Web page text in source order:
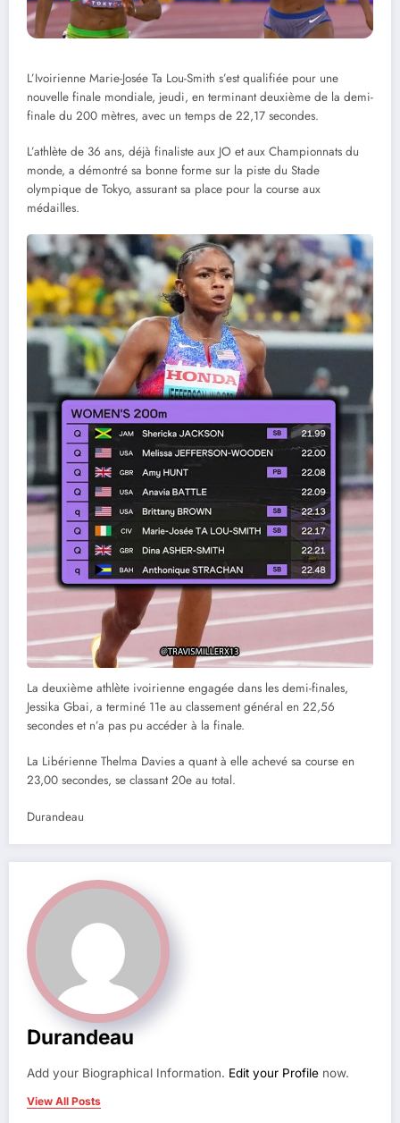
L’Ivoirienne Marie-Josée Ta Lou-Smith s’est qualifiée pour une
nouvelle finale mondiale, jeudi, en terminant deuxième de la demi-
finale du 200 mètres, avec un temps de 22,17 secondes.
L’athlète de 36 ans, déjà finaliste aux JO et aux Championnats du
monde, a démontré sa bonne forme sur la piste du Stade
olympique de Tokyo, assurant sa place pour la course aux
médailles.
La deuxième athlète ivoirienne engagée dans les demi-finales,
Jessika Gbai, a terminé 11e au classement général en 22,56
secondes et n’a pas pu accéder à la finale.
La Libérienne Thelma Davies a quant à elle achevé sa course en
23,00 secondes, se classant 20e au total.
Durandeau
Durandeau
Add your Biographical Information. Edit your Profile now.
View All Posts